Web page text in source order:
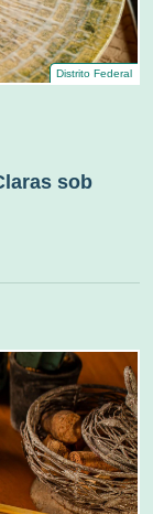
Distrito Federal
sob